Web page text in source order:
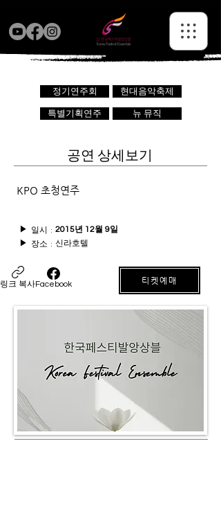
정기연주회 현대음악축제
특별기획연주 뉴 뮤직
공연 상세보기
KPO 초청연주
2015년 12월 9일
일시 :
▶
▶
장소 : 신라호텔
링크 복사Facebook 티켓예매